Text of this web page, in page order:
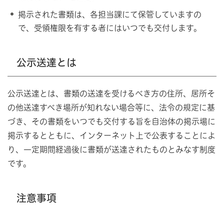
掲示された書類は、各担当課にて保管していますの
で、受領権限を有する者にはいつでも交付します。
公示送達とは
公示送達とは、書類の送達を受けるべき方の住所、居所そ
の他送達すべき場所が知れない場合等に、法令の規定に基
づき、その書類をいつでも交付する旨を自治体の掲示場に
掲示するとともに、インターネット上で公表することによ
り、一定期間経過後に書類が送達されたものとみなす制度
です。
注意事項